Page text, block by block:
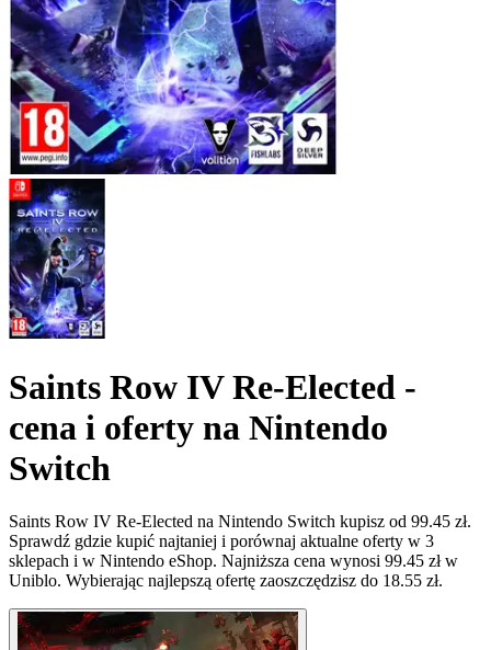
Saints Row IV Re-Elected -
cena i oferty na Nintendo
Switch
Saints Row IV Re-Elected na Nintendo Switch kupisz od 99.45 zł.
Sprawdź gdzie kupić najtaniej i porównaj aktualne oferty w 3
sklepach i w Nintendo eShop. Najniższa cena wynosi 99.45 zł w
Uniblo. Wybierając najlepszą ofertę zaoszczędzisz do 18.55 zł.